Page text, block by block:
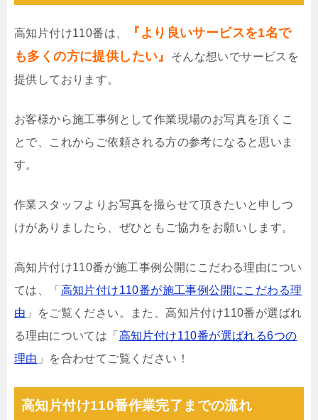
高知片付け110番は、
『より良いサービスを1名で
も多くの方に提供したい』
そんな想いでサービスを
提供しております。
お客様から施工事例として作業現場のお写真を頂くこ
とで、これからご依頼される方の参考になると思いま
す。
作業スタッフよりお写真を撮らせて頂きたいと申しつ
けがありましたら、ぜひともご協力をお願いします。
高知片付け110番が施工事例公開にこだわる理由につい
ては、「 高知片付け110番が施工事例公開にこだわる理
由 」をご覧ください。また、高知片付け110番が選ばれ
る理由については「 高知片付け110番が選ばれる6つの
理由 」を合わせてご覧ください！
高知片付け110番作業完了までの流れ